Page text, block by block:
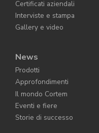
Certificati aziendali
Interviste e stampa
Gallery e video
News
Prodotti
Approfondimenti
Il mondo Cortem
Eventi e fiere
Storie di successo